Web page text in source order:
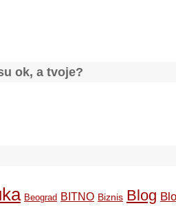
ok, a tvoje?
Beograd BITNO Biznis Blog